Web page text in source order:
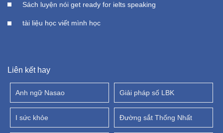
Sách luyện nói get ready for ielts speaking
tài liệu học viết mình học
Liên kết hay
Anh ngữ Nasao Giải pháp số LBK
I sức khỏe Đường sắt Thống Nhất